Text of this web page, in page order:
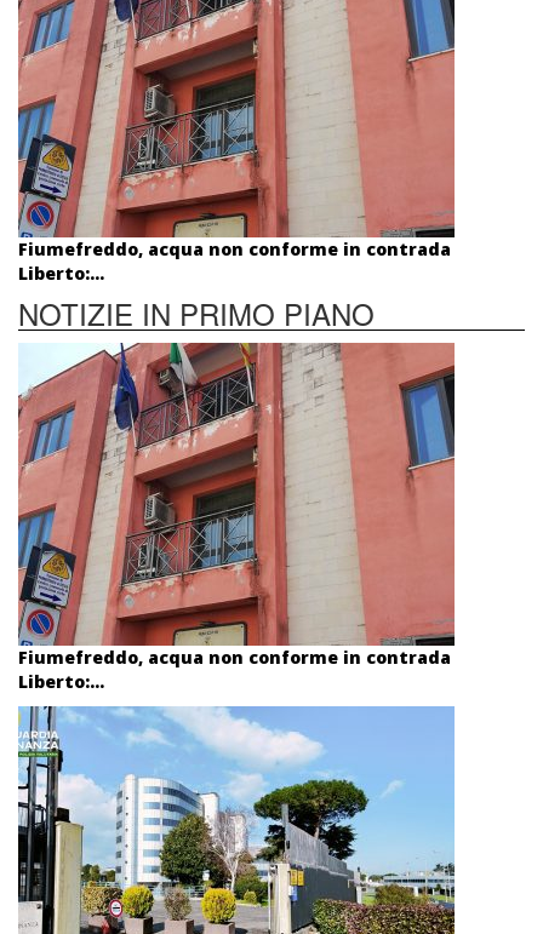
Fiumefreddo, acqua non conforme in contrada
Liberto:...
NOTIZIE IN PRIMO PIANO
Fiumefreddo, acqua non conforme in contrada
Liberto:...